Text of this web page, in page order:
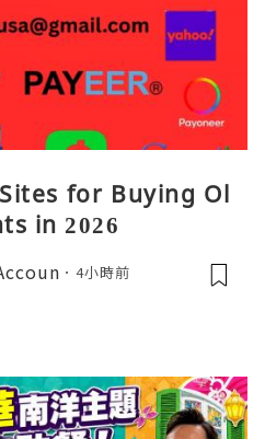
for Buying Ol
in 2026
4小時前